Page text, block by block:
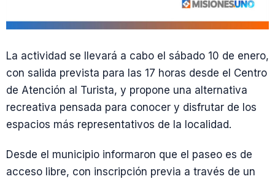
La actividad se llevará a cabo el sábado 10 de enero,
con salida prevista para las 17 horas desde el Centro
de Atención al Turista, y propone una alternativa
recreativa pensada para conocer y disfrutar de los
espacios más representativos de la localidad.
Desde el municipio informaron que el paseo es de
acceso libre, con inscripción previa a través de un